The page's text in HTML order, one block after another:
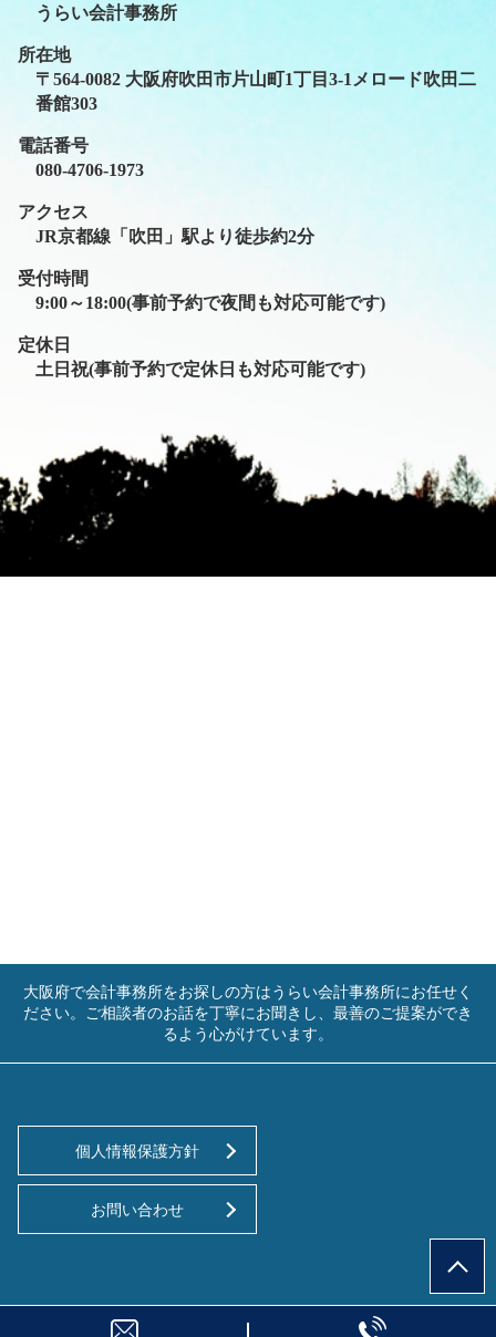
うらい会計事務所
所在地
〒564-0082 大阪府吹田市片山町1丁目3-1メロード吹田二
番館303
電話番号
080-4706-1973
アクセス
JR京都線「吹田」駅より徒歩約2分
受付時間
9:00～18:00(事前予約で夜間も対応可能です)
定休日
土日祝(事前予約で定休日も対応可能です)
大阪府で会計事務所をお探しの方はうらい会計事務所にお任せく
ださい。ご相談者のお話を丁寧にお聞きし、最善のご提案ができ
るよう心がけています。
個人情報保護方針
お問い合わせ